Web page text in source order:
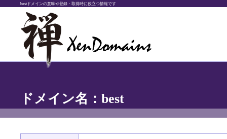
bestドメインの意味や登録・取得時に役立つ情報です
ドメイン名：best